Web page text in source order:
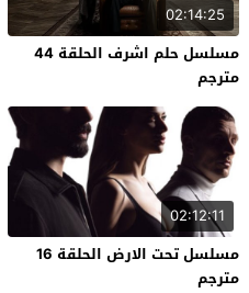
02:14:25
مسلسل حلم اشرف الحلقة 44
مترجم
02:12:11
مسلسل تحت الارض الحلقة 16
مترجم